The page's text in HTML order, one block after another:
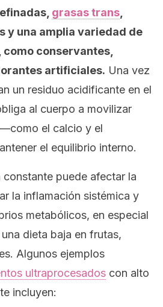
grasas trans
y una amplia variedad de
conservantes,
artificiales. Una vez
un residuo acidificante en el
al cuerpo a movilizar
el calcio y el
el equilibrio interno.
constante puede afectar la
la inflamación sistémica y
metabólicos, en especial
dieta baja en frutas,
Algunos ejemplos
ultraprocesados con alto
incluyen: